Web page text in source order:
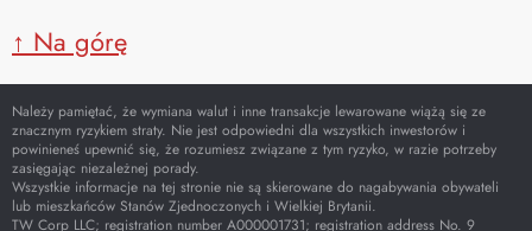
↑ Na górę
Należy pamiętać, że wymiana walut i inne transakcje lewarowane wiążą się ze
znacznym ryzykiem straty. Nie jest odpowiedni dla wszystkich inwestorów i
powinieneś upewnić się, że rozumiesz związane z tym ryzyko, w razie potrzeby
zasięgając niezależnej porady.
Wszystkie informacje na tej stronie nie są skierowane do nagabywania obywateli
lub mieszkańców Stanów Zjednoczonych i Wielkiej Brytanii.
TW Corp LLC; registration number A000001731; registration address No. 9